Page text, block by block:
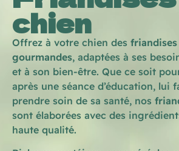
chien
Offrez à votre chien des
gourmandes, adaptées à ses
et à son bien-être. Que ce soit
après une séance d’éducation, lui
prendre soin de sa santé, nos
sont élaborées avec des
haute qualité.